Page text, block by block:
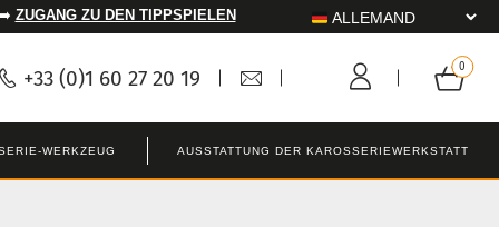
ZUGANG ZU DEN TIPPSPIELEN
+33 (0)1 60 27 20 19
WERKZEUG AUSSTATTUNG DER KAROSSERIEWERKSTATT